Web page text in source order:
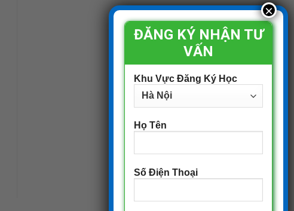
ĐĂNG KÝ NHẬN TƯ
VẤN
Khu Vực Đăng Ký Học
Họ Tên
Số Điện Thoại